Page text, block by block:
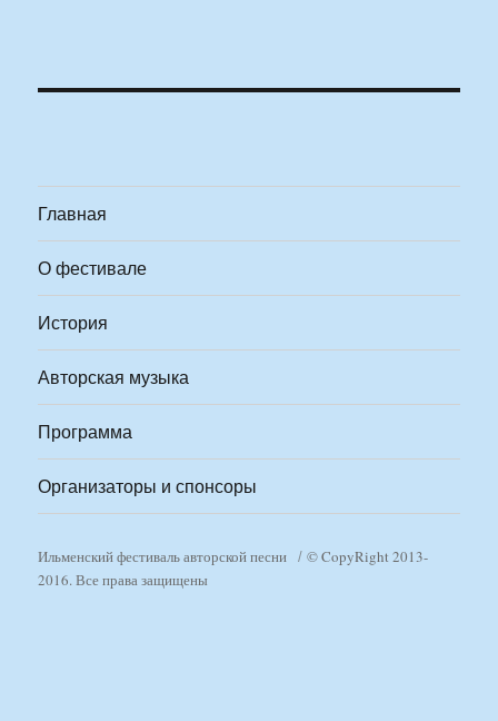
Главная
О фестивале
История
Авторская музыка
Программа
Организаторы и спонсоры
Ильменский фестиваль авторской песни
© CopyRight 2013-
2016. Все права защищены